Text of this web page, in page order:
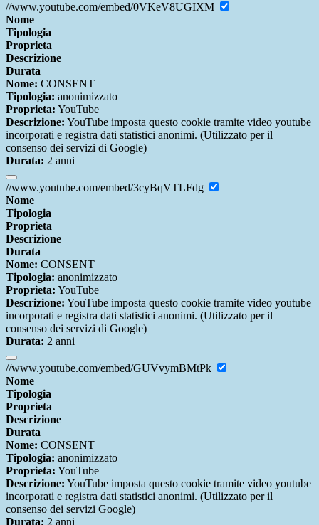
//www.youtube.com/embed/0VKeV8UGIXM
Nome
Tipologia
Proprieta
Descrizione
Durata
Nome: CONSENT
Tipologia: anonimizzato
Proprieta: YouTube
Descrizione: YouTube imposta questo cookie tramite video youtube
incorporati e registra dati statistici anonimi. (Utilizzato per il
consenso dei servizi di Google)
Durata: 2 anni
//www.youtube.com/embed/3cyBqVTLFdg
Nome
Tipologia
Proprieta
Descrizione
Durata
Nome: CONSENT
Tipologia: anonimizzato
Proprieta: YouTube
Descrizione: YouTube imposta questo cookie tramite video youtube
incorporati e registra dati statistici anonimi. (Utilizzato per il
consenso dei servizi di Google)
Durata: 2 anni
//www.youtube.com/embed/GUVvymBMtPk
Nome
Tipologia
Proprieta
Descrizione
Durata
Nome: CONSENT
Tipologia: anonimizzato
Proprieta: YouTube
Descrizione: YouTube imposta questo cookie tramite video youtube
incorporati e registra dati statistici anonimi. (Utilizzato per il
consenso dei servizi Google)
Durata: 2 anni